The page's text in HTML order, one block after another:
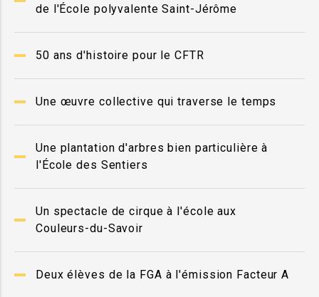
de l'École polyvalente Saint-Jérôme
50 ans d'histoire pour le CFTR
Une œuvre collective qui traverse le temps
Une plantation d'arbres bien particulière à
l'École des Sentiers
Un spectacle de cirque à l'école aux
Couleurs-du-Savoir
Deux élèves de la FGA à l'émission Facteur A